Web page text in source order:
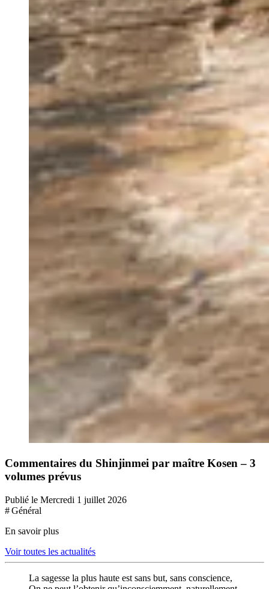
Commentaires du Shinjinmei par maître Kosen – 3
volumes prévus
Publié le Mercredi 1 juillet 2026
# Général
En savoir plus
Voir toutes les actualités
La sagesse la plus haute est sans but, sans conscience,